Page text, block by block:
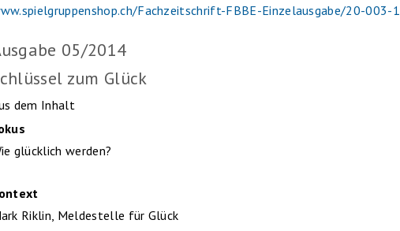
Fachzeitschrift-FBBE-Einzelausgabe/20-003-1
05/2014
zum Glück
dem Inhalt
glücklich werden?
Riklin, Meldestelle für Glück